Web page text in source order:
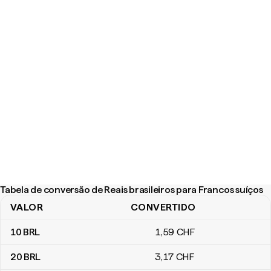
Tabela de conversão de Reais brasileiros para Francos suíços
Tabela de conversão de Reais brasileiros para Francos suíços
VALOR CONVERTIDO
10 BRL 1,59 CHF
20 BRL 3,17 CHF